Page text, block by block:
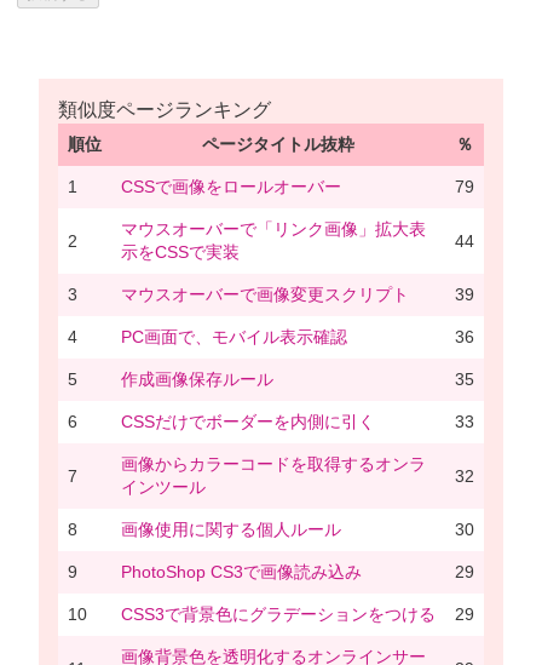
類似度ページランキング
順位 ページタイトル抜粋 ％
1 CSSで画像をロールオーバー 79
2
マウスオーバーで「リンク画像」拡大表
示をCSSで実装
44
3 マウスオーバーで画像変更スクリプト 39
4 PC画面で、モバイル表示確認 36
5 作成画像保存ルール 35
6 CSSだけでボーダーを内側に引く 33
7
画像からカラーコードを取得するオンラ
インツール
32
8 画像使用に関する個人ルール 30
9 PhotoShop CS3で画像読み込み 29
10 CSS3で背景色にグラデーションをつける 29
画像背景色を透明化するオンラインサー